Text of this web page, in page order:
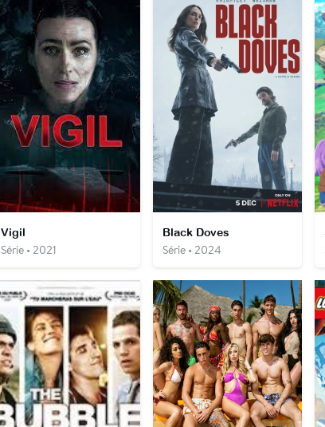
Vigil
Série • 2021
Black Doves
Série • 2024